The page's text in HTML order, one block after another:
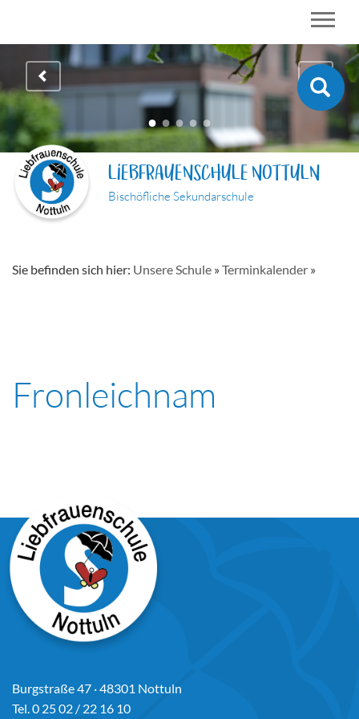
LIEBFRAUENSCHULE NOTTULN
Bischöfliche Sekundarschule
Sie befinden sich hier: Unsere Schule »Terminkalender »
Fronleichnam
Burgstraße 47 · 48301 Nottuln
Tel. 0 25 02 / 22 16 10